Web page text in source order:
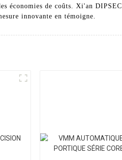
économies de coûts. Xi'an DIPSEC
innovante en témoigne.